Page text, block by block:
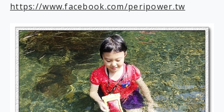
https://www.facebook.com/peripower.tw